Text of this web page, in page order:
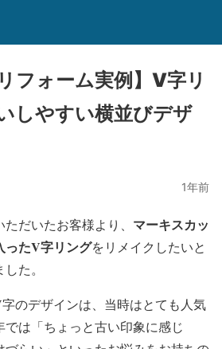
フォーム実例】V字リ
しやすい横並びデザ
1年前
だいたお客様より、 マーキスカッ
ったV字リングをリメイクしたいと
た。
のデザインは、当時はとても人気
は「ちょっと古い印象に感じ